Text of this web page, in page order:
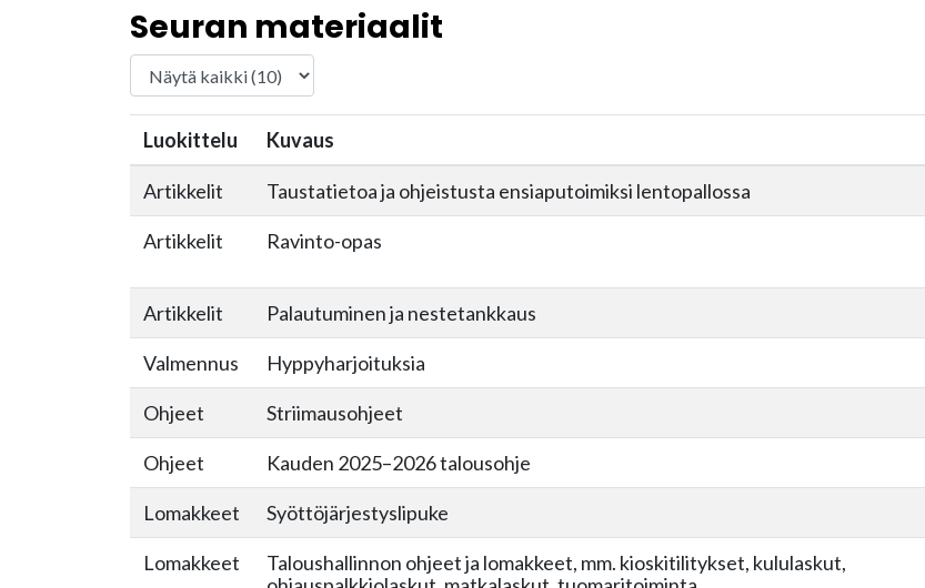
Seuran materiaalit
Luokittelu Kuvaus
Artikkelit Taustatietoa ja ohjeistusta ensiaputoimiksi lentopallossa
Artikkelit Ravinto-opas
Artikkelit Palautuminen ja nestetankkaus
Valmennus Hyppyharjoituksia
Ohjeet Striimausohjeet
Ohjeet Kauden 2025–2026 talousohje
Lomakkeet Syöttöjärjestyslipuke
Lomakkeet
Taloushallinnon ohjeet ja lomakkeet, mm. kioskitilitykset, kululaskut,